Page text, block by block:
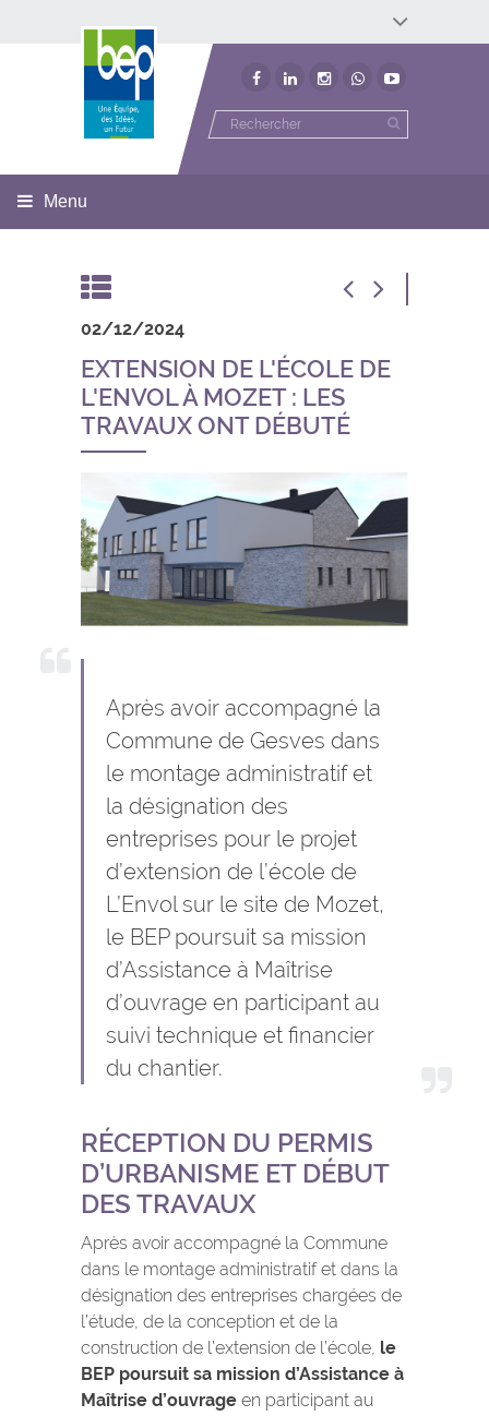
Développement économique
Développement territorial
Menu
02/12/2024
EXTENSION DE L'ÉCOLE DE
L'ENVOL À MOZET : LES
TRAVAUX ONT DÉBUTÉ
Après avoir accompagné la
Commune de Gesves dans
le montage administratif et
la désignation des
entreprises pour le projet
d’extension de l’école de
L’Envol sur le site de Mozet,
le BEP poursuit sa mission
d’Assistance à Maîtrise
d’ouvrage en participant au
suivi technique et financier
du chantier.
RÉCEPTION DU PERMIS
D’URBANISME ET DÉBUT
DES TRAVAUX
Après avoir accompagné la Commune
dans le montage administratif et dans la
désignation des entreprises chargées de
l’étude, de la conception et de la
construction de l’extension de l’école, le
BEP poursuit sa mission d’Assistance à
Maîtrise d’ouvrage en participant au